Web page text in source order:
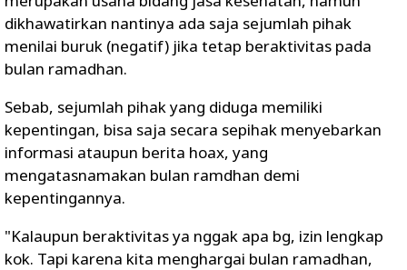
dikhawatirkan nantinya ada saja sejumlah pihak
menilai buruk (negatif) jika tetap beraktivitas pada
bulan ramadhan.
Sebab, sejumlah pihak yang diduga memiliki
kepentingan, bisa saja secara sepihak menyebarkan
informasi ataupun berita hoax, yang
mengatasnamakan bulan ramdhan demi
kepentingannya.
"Kalaupun beraktivitas ya nggak apa bg, izin lengkap
kok. Tapi karena kita menghargai bulan ramadhan,